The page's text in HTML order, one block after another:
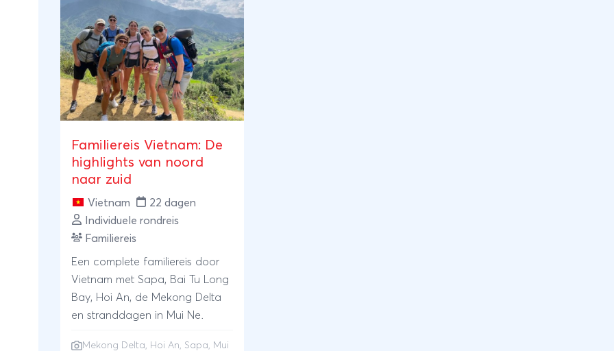
Familiereis Vietnam: De
highlights van noord
naar zuid
Vietnam
22 dagen
Individuele rondreis
Familiereis
Een complete familiereis door
Vietnam met Sapa, Bai Tu Long
Bay, Hoi An, de Mekong Delta
en stranddagen in Mui Ne.
Mekong Delta, Hoi An, Sapa, Mui